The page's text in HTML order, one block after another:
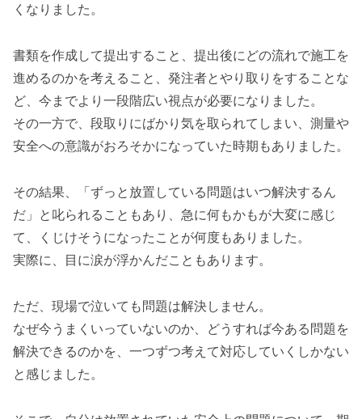
くなりました。
書類を作成して提出すること、提出後にどの流れで施工を
進めるのかを考えること、発注者とやり取りをすることな
ど、今までより一段階広い視点が必要になりました。
その一方で、段取りにばかり気を取られてしまい、測量や
安全への意識がおろそかになっていた時期もありました。
その結果、「ずっと放置している問題はいつ解決するん
だ」と叱られることもあり、急に何もかもが大変に感じ
て、くじけそうになったことが何度もありました。
実際に、目に涙が浮かんだこともあります。
ただ、現場で泣いても問題は解決しません。
なぜ今うまくいっていないのか、どうすれば今ある問題を
解決できるのかを、一つずつ考えて対応していくしかない
と感じました。